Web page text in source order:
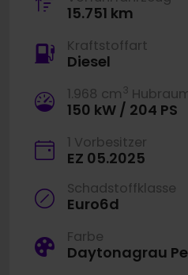
15.751 km
Kraftstoffart
Diesel
1.968 cm 3
150 kW / 204 PS
1 Vorbesitzer
EZ 05.2025
Schadstoffklasse
Euro6d
Farbe
Daytonagrau